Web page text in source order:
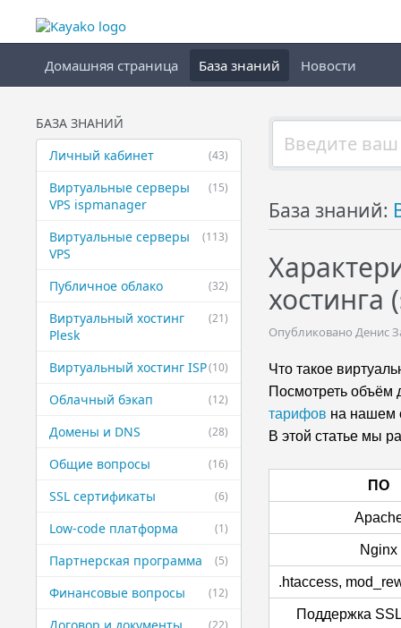
Домашняя страница База знаний Новости
БАЗА ЗНАНИЙ
(43)
Личный кабинет
(15)
Виртуальные ​серверы
VPS ispmanager
(113)
Виртуальные ​серверы
VPS
(32)
Публичное ​облако
(21)
Виртуальный ​хостинг
Plesk
(10)
Виртуальный ​хостинг ISP
(12)
Облачный бэкап
(28)
Домены и DNS
(16)
Общие вопросы
(6)
SSL сертификаты
(1)
Low-code платформа
(5)
Партнерская ​программа
(12)
Финансовые ​вопросы
(22)
База знаний:
хостинга
Опубликовано Денис
Что такое
Посмотреть объём
тарифов на нашем
В этой статье мы
ПО
Nginx
.htaccess,
Поддержка